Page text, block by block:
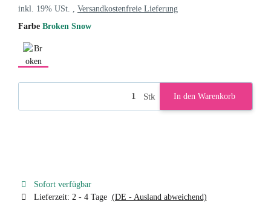
inkl. 19% USt. , Versandkostenfreie Lieferung
Farbe Broken Snow
Stk In den Warenkorb
Sofort verfügbar
Lieferzeit: 2 - 4 Tage (DE - Ausland abweichend)